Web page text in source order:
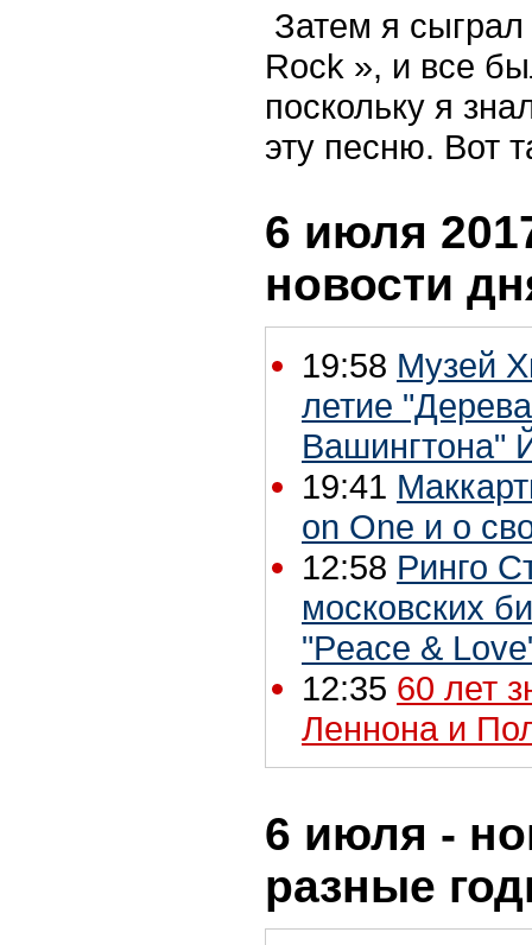
Затем я сыграл
Rock », и все
поскольку я
эту песню. Вот
6 июля
новости
19:58 Музей
летие
Вашингтона"
19:41
on One и о
12:58 Ринго
московских
"Peace &
12:35 60 лет
Леннона и
6 июля -
разные